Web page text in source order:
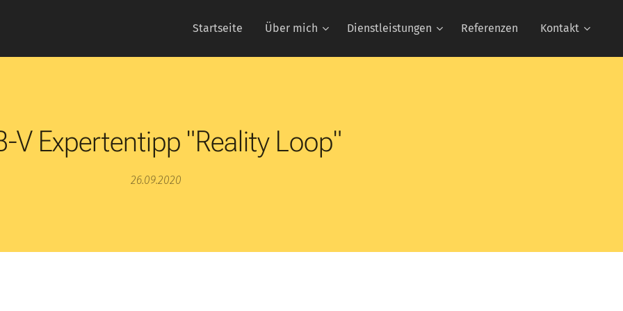
Startseite Über mich Dienstleistungen Referenzen Kontakt
V Expertentipp "Reality Loop"
26.09.2020